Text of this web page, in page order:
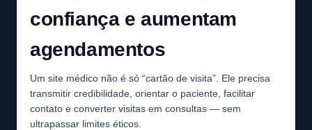
confiança e aumentam
agendamentos
Um site médico não é só “cartão de visita”. Ele precisa
transmitir credibilidade, orientar o paciente, facilitar
contato e converter visitas em consultas — sem
ultrapassar limites éticos.